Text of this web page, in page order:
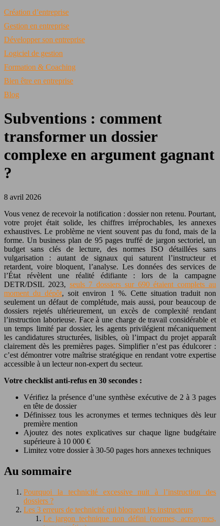
Création d’entreprise
Gestion en entreprise
Développer son entreprise
Logiciel de gestion
Formation & Coaching
Bien être en entreprise
Blog
Subventions : comment
transformer un dossier
complexe en argument gagnant
?
8 avril 2026
Vous venez de recevoir la notification : dossier non retenu. Pourtant,
votre projet était solide, les chiffres irréprochables, les annexes
exhaustives. Le problème ne vient souvent pas du fond, mais de la
forme. Un business plan de 95 pages truffé de jargon sectoriel, un
budget sans clés de lecture, des normes ISO détaillées sans
vulgarisation : autant de signaux qui saturent l’instructeur et
retardent, voire bloquent, l’analyse. Les données des services de
l’État révèlent une réalité édifiante : lors de la campagne
DETR/DSIL 2023, seuls 7 dossiers sur 690 étaient complets au
moment du dépôt, soit environ 1 %. Cette situation traduit non
seulement un défaut de complétude, mais aussi, pour beaucoup de
dossiers rejetés ultérieurement, un excès de complexité rendant
l’instruction laborieuse. Face à une charge de travail considérable et
un temps limité par dossier, les agents privilégient mécaniquement
les candidatures structurées, lisibles, où l’impact du projet apparaît
clairement dès les premières pages. Simplifier n’est pas édulcorer :
c’est démontrer votre maîtrise stratégique en rendant votre expertise
accessible à un lecteur non-expert du secteur.
Votre checklist anti-refus en 30 secondes :
Vérifiez la présence d’une synthèse exécutive de 2 à 3 pages
en tête de dossier
Définissez tous les acronymes et termes techniques dès leur
première mention
Ajoutez des notes explicatives sur chaque ligne budgétaire
supérieure à 10 000 €
Limitez votre dossier à 30-50 pages hors annexes techniques
Au sommaire
Pourquoi la technicité excessive nuit à l’instruction des
dossiers ?
Les 3 erreurs de technicité qui bloquent les instructeurs
Le jargon technique non défini (normes, acronymes,